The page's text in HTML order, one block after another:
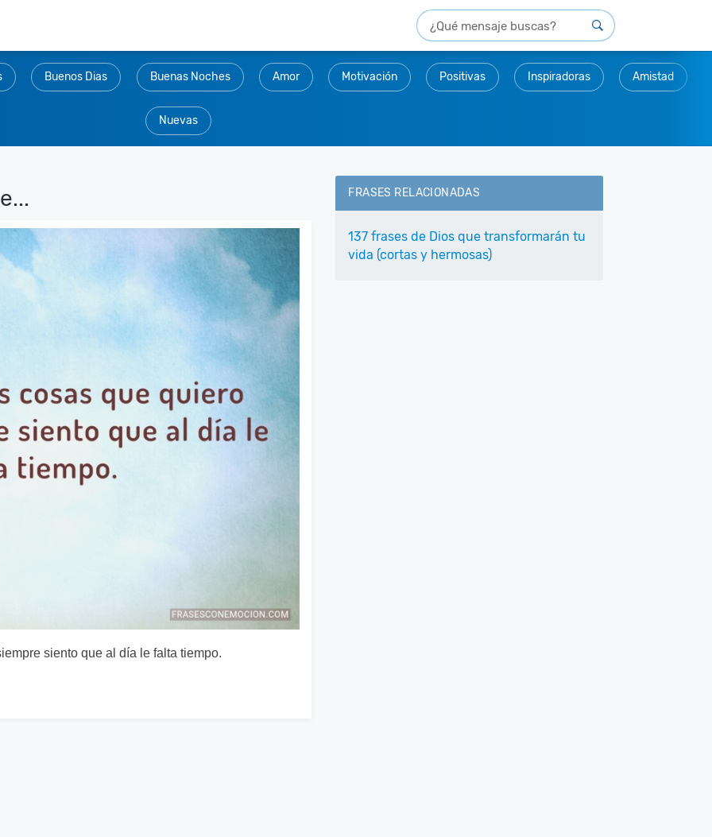
Buenos Dias Buenas Noches Amor Motivación Positivas Inspiradoras Amistad
Nuevas
siento que al día le falta tiempo.
FRASES RELACIONADAS
137 frases de Dios que transformarán tu
vida (cortas y hermosas)